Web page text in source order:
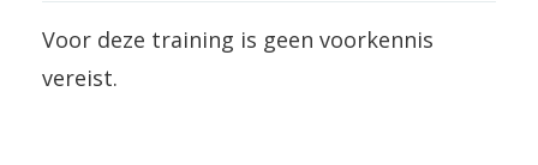
Voor deze training is geen voorkennis
vereist.